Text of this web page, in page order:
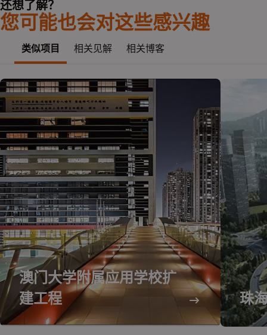
还想了解？
您可能也会对这些感兴趣
类似项目 相关见解 相关博客
澳门大学附属应用学校扩
建工程
珠